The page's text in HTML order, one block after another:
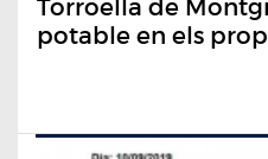
Torroella de
potable en els